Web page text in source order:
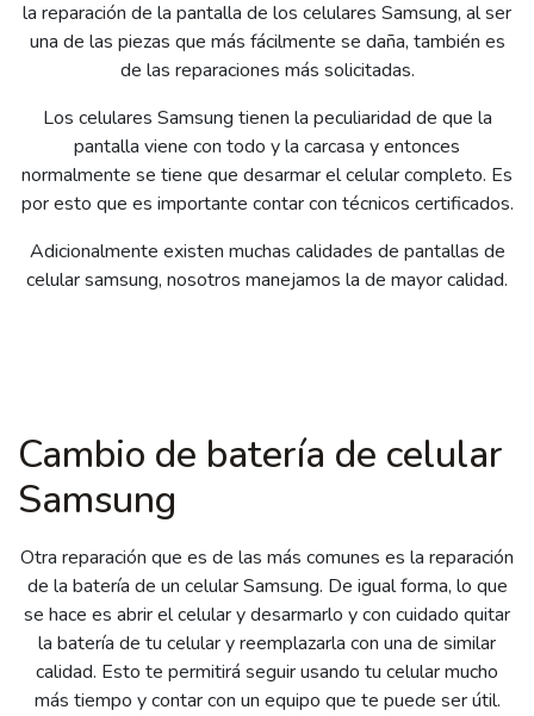
la reparación de la pantalla de los celulares Samsung, al ser
una de las piezas que más fácilmente se daña, también es
de las reparaciones más solicitadas.
Los celulares Samsung tienen la peculiaridad de que la
pantalla viene con todo y la carcasa y entonces
normalmente se tiene que desarmar el celular completo. Es
por esto que es importante contar con técnicos certificados.
Adicionalmente existen muchas calidades de pantallas de
celular samsung, nosotros manejamos la de mayor calidad.
Cambio de batería de celular
Samsung
Otra reparación que es de las más comunes es la reparación
de la batería de un celular Samsung. De igual forma, lo que
se hace es abrir el celular y desarmarlo y con cuidado quitar
la batería de tu celular y reemplazarla con una de similar
calidad. Esto te permitirá seguir usando tu celular mucho
más tiempo y contar con un equipo que te puede ser útil.